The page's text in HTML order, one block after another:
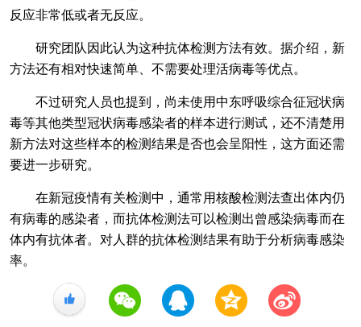
反应非常低或者无反应。
研究团队因此认为这种抗体检测方法有效。据介绍，新
方法还有相对快速简单、不需要处理活病毒等优点。
不过研究人员也提到，尚未使用中东呼吸综合征冠状病
毒等其他类型冠状病毒感染者的样本进行测试，还不清楚用
新方法对这些样本的检测结果是否也会呈阳性，这方面还需
要进一步研究。
在新冠疫情有关检测中，通常用核酸检测法查出体内仍
有病毒的感染者，而抗体检测法可以检测出曾感染病毒而在
体内有抗体者。对人群的抗体检测结果有助于分析病毒感染
率。
+1